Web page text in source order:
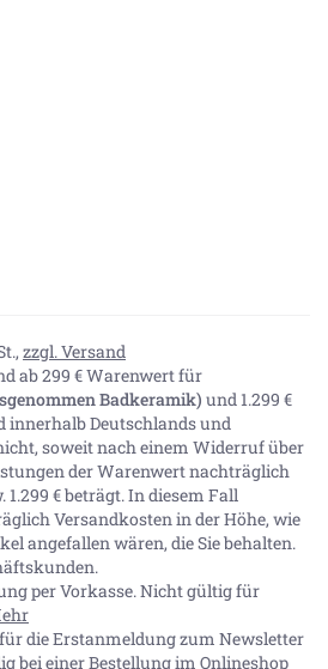
zzgl. Versand
ab 299 € Warenwert für
Badkeramik) und 1.299 €
innerhalb Deutschlands und
soweit nach einem Widerruf über
der Warenwert nachträglich
1.299 € beträgt. In diesem Fall
Versandkosten in der Höhe, wie
angefallen wären, die Sie behalten.
per Vorkasse. Nicht gültig für
die Erstanmeldung zum Newsletter
bei einer Bestellung im Onlineshop